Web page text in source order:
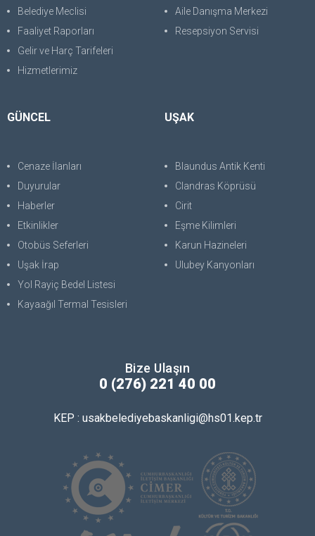
Belediye Meclisi
Faaliyet Raporları
Gelir ve Harç Tarifeleri
Hizmetlerimiz
Aile Danışma Merkezi
Resepsiyon Servisi
GÜNCEL
Cenaze İlanları
Duyurular
Haberler
Etkinlikler
Otobüs Seferleri
Uşak İrap
Yol Rayiç Bedel Listesi
Kayaağıl Termal Tesisleri
UŞAK
Blaundus Antik Kenti
Clandras Köprüsü
Cirit
Eşme Kilimleri
Karun Hazineleri
Ulubey Kanyonları
Bize Ulaşın
0 (276) 221 40 00
KEP : usakbelediyebaskanligi@hs01.kep.tr